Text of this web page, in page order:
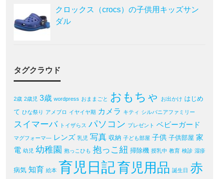
クロックス（crocs）の子供用キッズサン
ダル
タグクラウド
2歳 2歳児 3歳 wordpress おままごと おもちゃ お出かけ はじめ
て ひな祭り アメブロ イヤイヤ期 カメラ キティ シルバニアファミリー
スイマーバ トイザらス パソコン プレゼント ベビーガード
マグフォーマ― レンズ 乳児 写真 収納 子ども部屋 子供 子供部屋 家
電 幼児 幼稚園 抱っこひも 抱っこ紐 掃除機 授乳中 教育 検診 湿疹
病気 知育 絵本 育児日記育児用品 誕生日 赤